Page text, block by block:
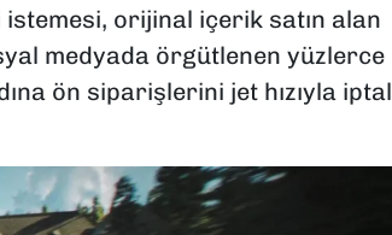
orijinal içerik satın alan
medyada örgütlenen yüzlerce
ön siparişlerini jet hızıyla iptal